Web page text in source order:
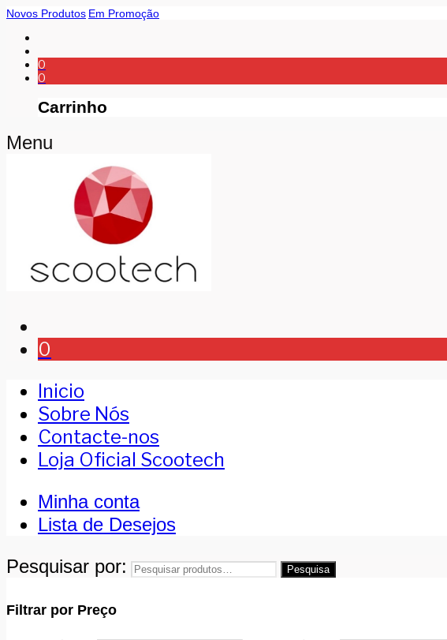
Novos Produtos Em Promoção
0
0
Carrinho
Menu
0
Inicio
Sobre Nós
Contacte-nos
Loja Oficial Scootech
Minha conta
Lista de Desejos
Pesquisar por:
Pesquisa
Filtrar por Preço